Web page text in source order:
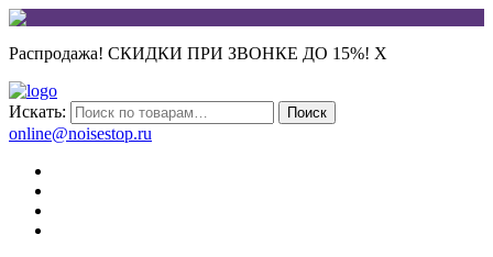
Распродажа! СКИДКИ ПРИ ЗВОНКЕ ДО 15%! X
Искать: Поиск
online@noisestop.ru